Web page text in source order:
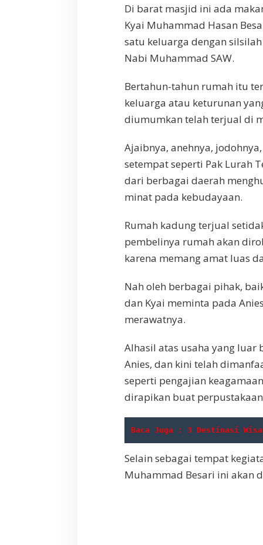
Di barat masjid ini ada
Kyai Muhammad Hasan
satu keluarga dengan
Nabi Muhammad SAW.
Bertahun-tahun rumah itu
keluarga atau keturunan
diumumkan telah terjual di
Ajaibnya, anehnya,
setempat seperti Pak Lurah
dari berbagai daerah
minat pada kebudayaan.
Rumah kadung terjual
pembelinya rumah akan
karena memang amat luas
Nah oleh berbagai pihak,
dan Kyai meminta pada
merawatnya.
Alhasil atas usaha yang
Anies, dan kini telah
seperti pengajian
dirapikan buat
Baca Juga : 3 Destinasi
Selain sebagai tempat
Muhammad Besari ini akan